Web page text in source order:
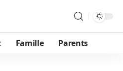
Famille Parents